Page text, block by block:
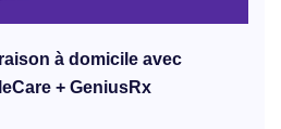
à domicile avec
+ GeniusRx